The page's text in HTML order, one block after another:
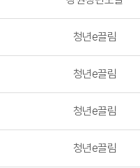
청년e끌림
청년e끌림
청년e끌림
청년e끌림